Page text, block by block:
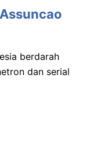
berdarah
dan serial